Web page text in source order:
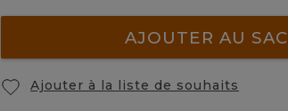
AJOUTER AU SAC
Ajouter à la liste de souhaits